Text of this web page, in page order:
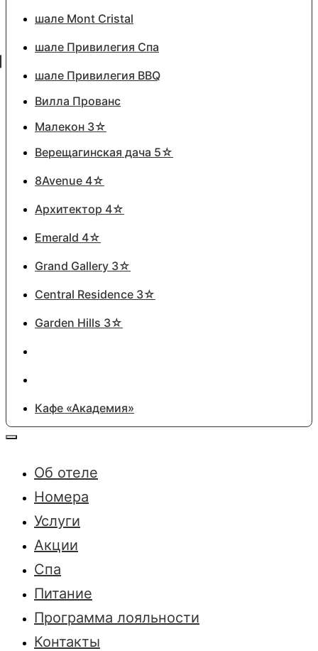
шале Mont Cristal
шале Привилегия Спа
шале Привилегия BBQ
Вилла Прованс
Малекон 3☆
Верещагинская дача 5☆
8Avenue 4☆
Архитектор 4☆
Emerald 4☆
Grand Gallery 3☆
Central Residence 3☆
Garden Hills 3☆
Кафе «Академия»
Об отеле
Номера
Услуги
Акции
Спа
Питание
Программа лояльности
Контакты